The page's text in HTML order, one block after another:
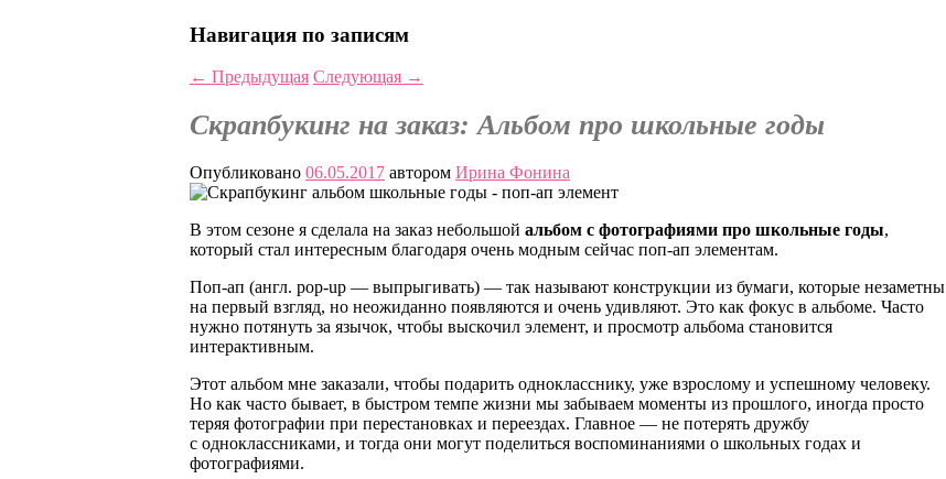
Навигация по записям
← Предыдущая Следующая →
Скрапбукинг на заказ: Альбом про школьные годы
Опубликовано 06.05.2017 автором Ирина Фонина
В этом сезоне я сделала на заказ небольшой альбом с фотографиями про школьные годы,
который стал интересным благодаря очень модным сейчас поп-ап элементам.
Поп-ап (англ. pop-up — выпрыгивать) — так называют конструкции из бумаги, которые незаметны
на первый взгляд, но неожиданно появляются и очень удивляют. Это как фокус в альбоме. Часто
нужно потянуть за язычок, чтобы выскочил элемент, и просмотр альбома становится
интерактивным.
Этот альбом мне заказали, чтобы подарить однокласснику, уже взрослому и успешному человеку.
Но как часто бывает, в быстром темпе жизни мы забываем моменты из прошлого, иногда просто
теряя фотографии при перестановках и переездах. Главное — не потерять дружбу
с одноклассниками, и тогда они могут поделиться воспоминаниями о школьных годах и
фотографиями.